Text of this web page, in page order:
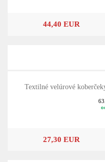
44,40 EUR
Textilné velúrové
27,30 EUR